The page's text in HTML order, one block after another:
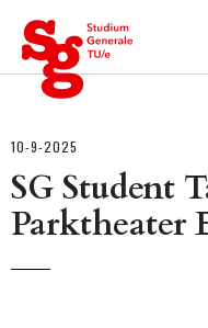
10-9-2025
SG Student
Parktheater